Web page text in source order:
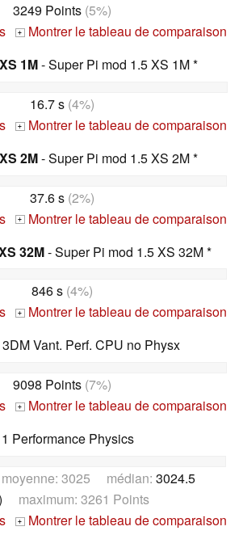
3249 Points (5%)
+ Montrer le tableau de comparaison
1M- Super Pi mod 1.5 XS 1M *
16.7 s (4%)
+ Montrer le tableau de comparaison
2M- Super Pi mod 1.5 XS 2M *
37.6 s (2%)
+ Montrer le tableau de comparaison
32M- Super Pi mod 1.5 XS 32M *
846 s (4%)
+ Montrer le tableau de comparaison
Vant. Perf. CPU no Physx
9098 Points (7%)
+ Montrer le tableau de comparaison
Performance Physics
3025 médian: 3024.5
maximum: 3261 Points
+ Montrer le tableau de comparaison